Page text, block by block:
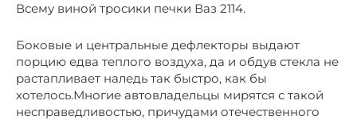
Всему виной тросики печки Ваз 2114.
Боковые и центральные дефлекторы выдают
порцию едва теплого воздуха, да и обдув стекла не
растапливает наледь так быстро, как бы
хотелось.Многие автовладельцы мирятся с такой
несправедливостью, причудами отечественного